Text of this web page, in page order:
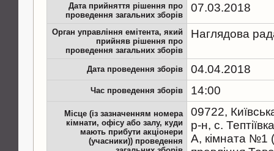
Дата прийняття рішення про
проведення загальних зборів
07.03.2018
Орган управління емітента, який
прийняв рішення про
проведення загальних зборів
Наглядова
Дата проведення зборів 04.04.2018
Час проведення зборів 14:00
Місце (із зазначенням номера
кімнати, офісу або залу, куди
мають прибути акціонери
(учасники)) проведення
09722,
р-н, с.
А, кімната №1